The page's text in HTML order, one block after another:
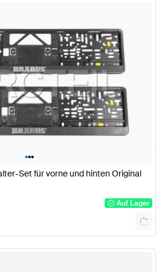
•••
Set für vorne und hinten Original
Auf Lager